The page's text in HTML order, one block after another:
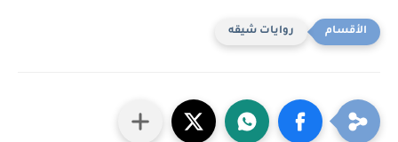
روايات شيقه